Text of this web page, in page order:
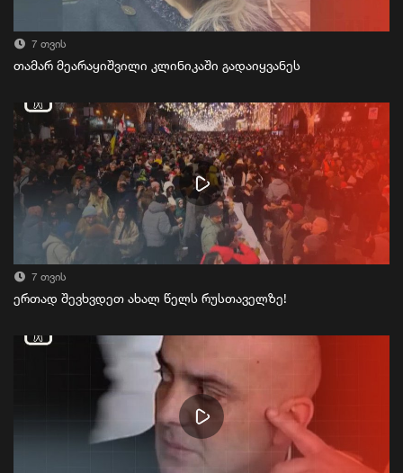
7 თვის
თამარ მეარაყიშვილი კლინიკაში გადაიყვანეს
7 თვის
ერთად შევხვდეთ ახალ წელს რუსთაველზე!